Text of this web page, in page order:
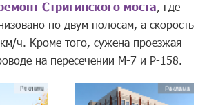
Стригинского моста, где
по двум полосам, а скорость
ч. Кроме того, сужена проезжая
на пересечении М-7 и Р-158.